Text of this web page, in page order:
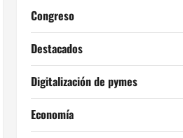
Congreso
Destacados
Digitalización de pymes
Economía